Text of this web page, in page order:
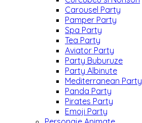
Carousel Party
Pamper Party
Spa Party
Tea Party
Aviator Party
Party Buburuze
Party Albinute
Mediterranean Party
Panda Party
Pirates Party
Emoji Party